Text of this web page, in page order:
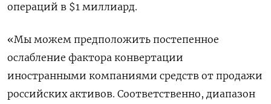
операций в $1 миллиард.
«Мы можем предположить постепенное
ослабление фактора конвертации
иностранными компаниями средств от продажи
российских активов. Соответственно, диапазон